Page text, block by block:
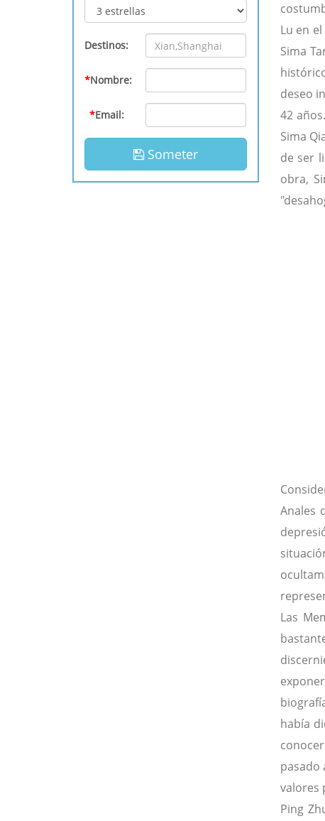
Lu en
Sima
deseo
42
Sima
de ser
obra,
Anales
Las
había
pasado
valores
Ping
Destinos:
*Nombre:
*Email:
Someter